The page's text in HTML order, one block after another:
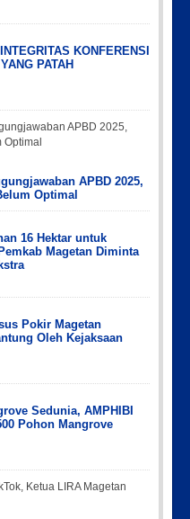
KONFERENSI
PATAH
APBD 2025,
Optimal
16 Hektar untuk
Magetan Diminta
Pokir Magetan
Oleh Kejaksaan
Sedunia, AMPHIBI
Pohon Mangrove